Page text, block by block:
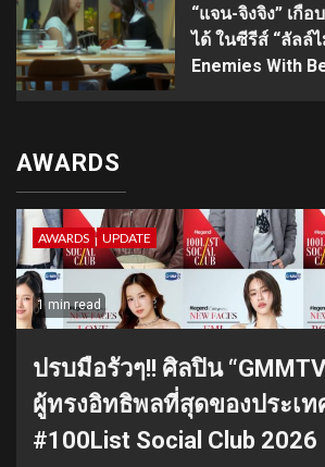
“แจน-จิงจิง” เกื
ได้ ในซีรีส์ “ลัลล์
Enemies With
AWARDS
AWARDS UPDATE
1 min read
ปรบมือรัวๆ!! ศิลปิน
ผู้ทรงอิทธิพลที่สุดของประเท
#100List Social Club 2026